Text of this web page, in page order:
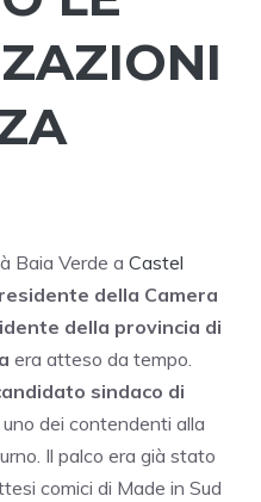
Baia Verde a Castel
della Camera
della provincia di
era atteso da tempo.
sindaco di
uno dei contendenti alla
Il palco era già stato
comici di Made in Sud